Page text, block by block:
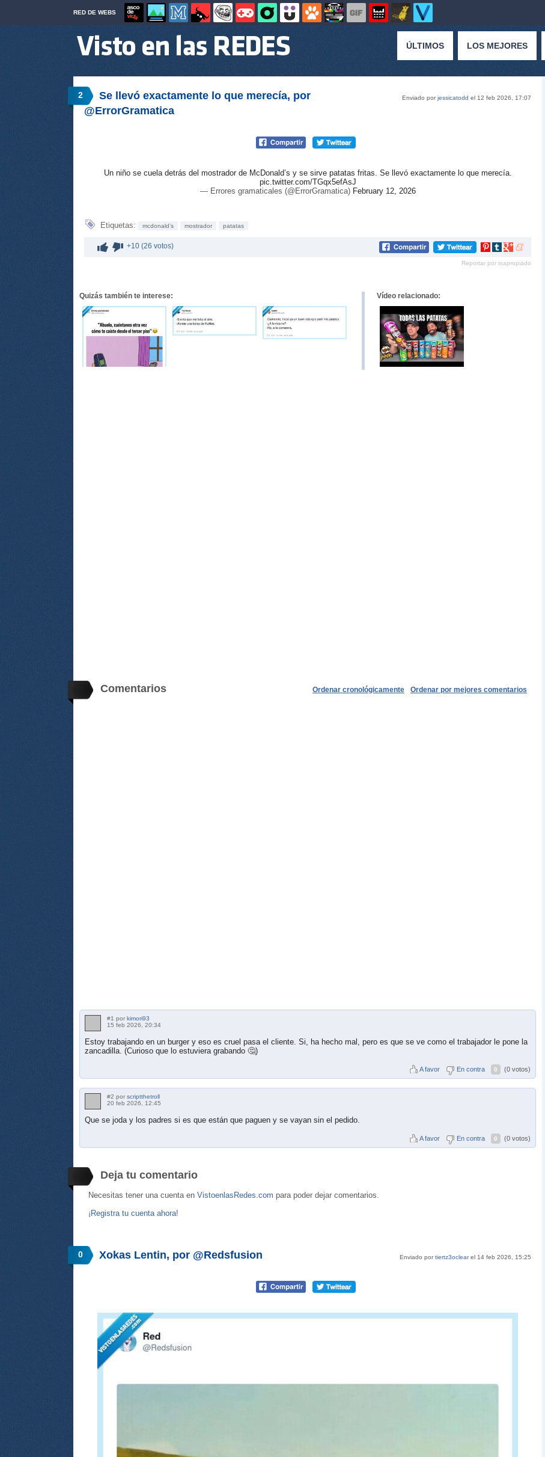
RED DE WEBS
ÚLTIMOS LOS MEJORES
2 Enviado porjessicatodd el 12 feb 2026, 17:07
Se llevó exactamente lo que merecía, por
@ErrorGramatica
Un niño se cuela detrás del mostrador de McDonald’s y se sirve patatas fritas. Se llevó exactamente lo que merecía.
pic.twitter.com/TGqx5efAsJ
— Errores gramaticales (@ErrorGramatica) February 12, 2026
Etiquetas: mcdonald’s mostrador patatas
+10 (26 votos)
Compartir
Pinterest
Compartir
tumblr
Compartir
Google+
Compartir
meneame
Reportar por inapropiado
Quizás también te interese: Vídeo relacionado:
Comentarios Ordenar por mejores comentarios
Ordenar cronológicamente
#1 por kimori93
15 feb 2026, 20:34
Estoy trabajando en un burger y eso es cruel pasa el cliente. Si, ha hecho mal, pero es que se ve como el trabajador le pone la
zancadilla. (Curioso que lo estuviera grabando 🤔)
A favor En contra 0 (0 votos)
#2 por scriptthetroll
20 feb 2026, 12:45
Que se joda y los padres si es que están que paguen y se vayan sin el pedido.
A favor En contra 0 (0 votos)
Deja tu comentario
Necesitas tener una cuenta en VistoenlasRedes.com para poder dejar comentarios.
¡Registra tu cuenta ahora!
0 Enviado portiertz3oclearel 14 feb 2026, 15:25
Xokas Lentin, por @Redsfusion